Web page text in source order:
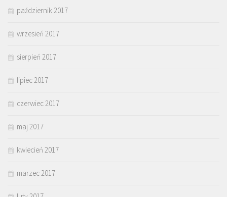
październik 2017
wrzesień 2017
sierpień 2017
lipiec 2017
czerwiec 2017
maj 2017
kwiecień 2017
marzec 2017